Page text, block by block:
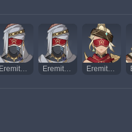
Eremita Congelafuegos Eremita Invocatruenos Eremita Cazavientos